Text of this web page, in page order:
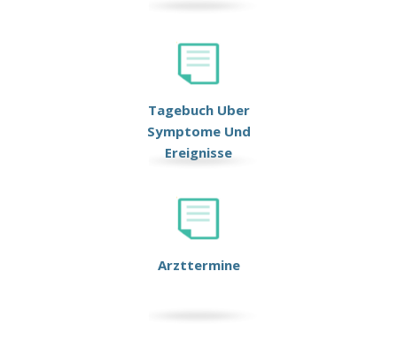
Tagebuch Uber
Symptome Und
Ereignisse
Arzttermine